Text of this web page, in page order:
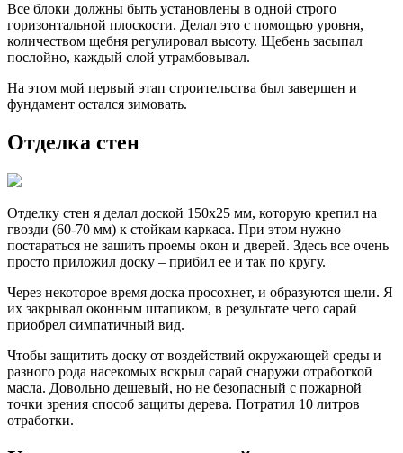
Все блоки должны быть установлены в одной строго
горизонтальной плоскости. Делал это с помощью уровня,
количеством щебня регулировал высоту. Щебень засыпал
послойно, каждый слой утрамбовывал.
На этом мой первый этап строительства был завершен и
фундамент остался зимовать.
Отделка стен
Отделку стен я делал доской 150х25 мм, которую крепил на
гвозди (60-70 мм) к стойкам каркаса. При этом нужно
постараться не зашить проемы окон и дверей. Здесь все очень
просто приложил доску – прибил ее и так по кругу.
Через некоторое время доска просохнет, и образуются щели. Я
их закрывал оконным штапиком, в результате чего сарай
приобрел симпатичный вид.
Чтобы защитить доску от воздействий окружающей среды и
разного рода насекомых вскрыл сарай снаружи отработкой
масла. Довольно дешевый, но не безопасный с пожарной
точки зрения способ защиты дерева. Потратил 10 литров
отработки.